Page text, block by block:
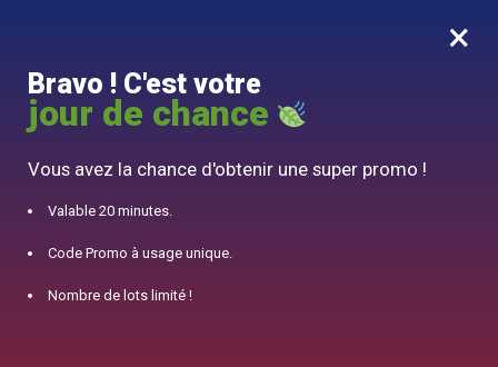
0
10% offert pour 50€ d’achats avec le code DJINN10
×
Bravo ! C'est votre
jour de chance
Vous avez la chance d'obtenir une super promo !
Valable 20 minutes.
Code Promo à usage unique.
Nombre de lots limité !